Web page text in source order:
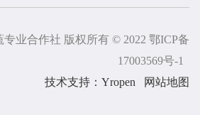
业合作社 版权所有 © 2022 鄂ICP备
17003569号-1
技术支持：Yropen
网站地图